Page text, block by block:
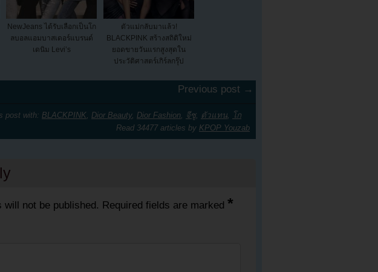
NewJeans ได้รับเลือกเป็นโก
ลบอลแอมบาสเดอร์แบรนด์
เดนิม Levi’s
ตัวแม่กลับมาแล้ว!
BLACKPINK สร้างสถิติใหม่
ยอดขายวันแรกสูงสุดใน
ประวัติศาสตร์เกิร์ลกรุ๊ป
Previous post →
post with: BLACKPINK Dior Beauty, Dior Fashion จีซู, ตัวแทน
โก
Read 34477 articles by KPOP Youzab
will not be published. Required fields are marked *